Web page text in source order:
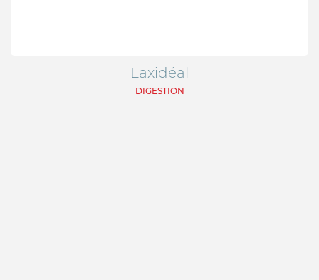
Laxidéal
DIGESTION